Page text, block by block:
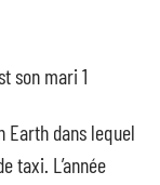
Earth dans lequel
taxi. L’année